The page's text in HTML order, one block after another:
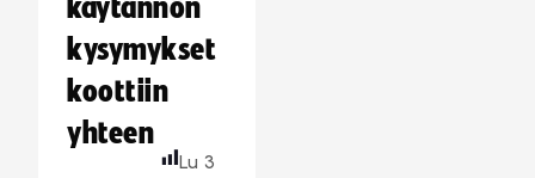
käytännön
kysymykset
koottiin
yhteen
Lu 3